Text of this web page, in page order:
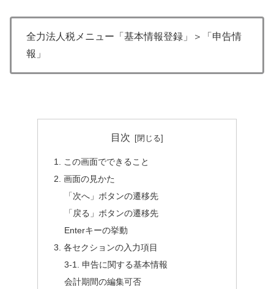
全力法人税メニュー「基本情報登録」＞「申告情
報」
目次
1. この画面でできること
2. 画面の見かた
「次へ」ボタンの遷移先
「戻る」ボタンの遷移先
Enterキーの挙動
3. 各セクションの入力項目
3-1. 申告に関する基本情報
会計期間の編集可否